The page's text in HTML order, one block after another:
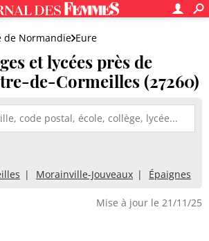
de Normandie Eure
et lycées près de
de-Cormeilles (27260)
Morainville-Jouveaux Épaignes
Mise à jour le 21/11/25